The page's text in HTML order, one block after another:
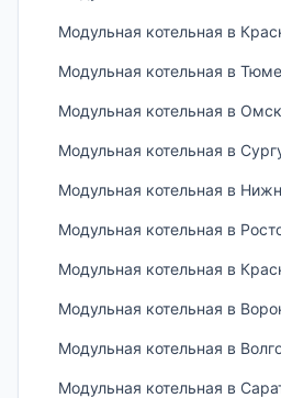
Модульная котельная в
Модульная котельная в
Модульная котельная в Омск
Модульная котельная в
Модульная котельная в
Модульная котельная в
Модульная котельная в
Модульная котельная в
Модульная котельная в
Модульная котельная в